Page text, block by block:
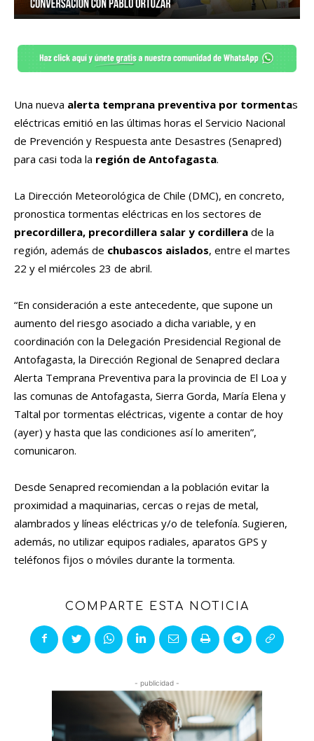
Una nueva alerta temprana preventiva por tormentas
eléctricas emitió en las últimas horas el Servicio Nacional
de Prevención y Respuesta ante Desastres (Senapred)
para casi toda la región de Antofagasta.
La Dirección Meteorológica de Chile (DMC), en concreto,
pronostica tormentas eléctricas en los sectores de
precordillera, precordillera salar y cordillera de la
región, además de chubascos aislados, entre el martes
22 y el miércoles 23 de abril.
“En consideración a este antecedente, que supone un
aumento del riesgo asociado a dicha variable, y en
coordinación con la Delegación Presidencial Regional de
Antofagasta, la Dirección Regional de Senapred declara
Alerta Temprana Preventiva para la provincia de El Loa y
las comunas de Antofagasta, Sierra Gorda, María Elena y
Taltal por tormentas eléctricas, vigente a contar de hoy
(ayer) y hasta que las condiciones así lo ameriten”,
comunicaron.
Desde Senapred recomiendan a la población evitar la
proximidad a maquinarias, cercas o rejas de metal,
alambrados y líneas eléctricas y/o de telefonía. Sugieren,
además, no utilizar equipos radiales, aparatos GPS y
teléfonos fijos o móviles durante la tormenta.
COMPARTE ESTA NOTICIA
- publicidad -